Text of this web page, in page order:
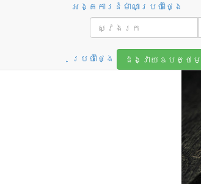
អង្គការនំម៉ាណាប្រចាំថ្ងៃ
ប្រចាំថ្ងៃ
ដង្វាយឧបត្ថ
អំ